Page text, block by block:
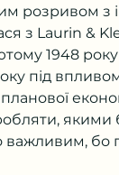
розривом
з Laurin &
1948
під
якими
бо